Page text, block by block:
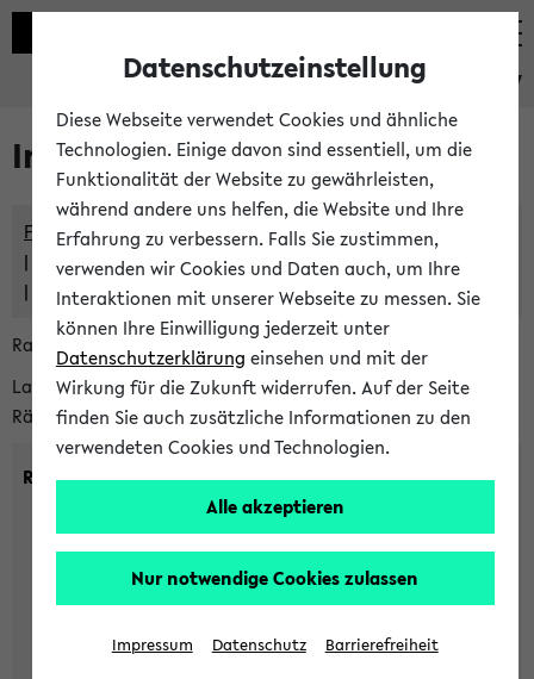
eKVV
Im eKVV verwaltete Räume
Freie Räume und Veranstaltungsüberschneidungen
Raumüberschneidungen
Hinweise der zentralen Raumvergabe
Raumanfragen:
raumvergabe@uni-bielefeld.de
Lassen Sie sich alle Räume anzeigen oder suchen Sie nach
Räumen mit bestimmten Eigenschaften:
Raumkriterien:
max. Plätze:
Datenschutzeinstellung
Diese Webseite verwendet Cookies und ähnliche
Technologien. Einige davon sind essentiell, um die
Funktionalität der Website zu gewährleisten,
während andere uns helfen, die Website und Ihre
Erfahrung zu verbessern. Falls Sie zustimmen,
verwenden wir Cookies und Daten auch, um Ihre
Interaktionen mit unserer Webseite zu messen. Sie
können Ihre Einwilligung jederzeit unter
Datenschutzerklärung einsehen und mit der
Wirkung für die Zukunft widerrufen. Auf der Seite
finden Sie auch zusätzliche Informationen zu den
verwendeten Cookies und Technologien.
Alle akzeptieren
Nur notwendige Cookies zulassen
Impressum Datenschutz Barrierefreiheit